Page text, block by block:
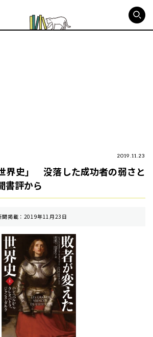
2019.11.23
界史」 没落した成功者の弱さと
評から
聞掲載：2019年11月23日